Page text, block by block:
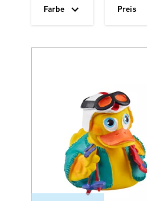
Farbe Preis